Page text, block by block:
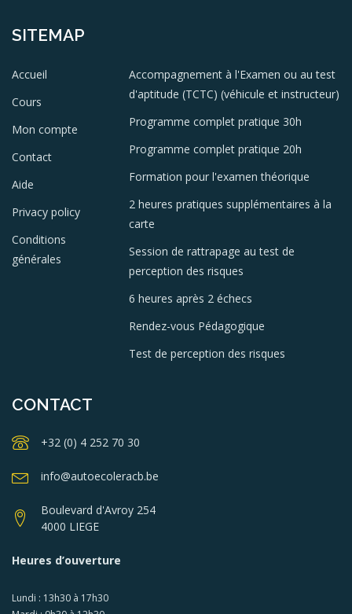
SITEMAP
Accueil
Cours
Mon compte
Contact
Aide
Privacy policy
Conditions
générales
Accompagnement à l'Examen ou au test
d'aptitude (TCTC) (véhicule et instructeur)
Programme complet pratique 30h
Programme complet pratique 20h
Formation pour l'examen théorique
2 heures pratiques supplémentaires à la
carte
Session de rattrapage au test de
perception des risques
6 heures après 2 échecs
Rendez-vous Pédagogique
Test de perception des risques
CONTACT
+32 (0) 4 252 70 30
info@autoecoleracb.be
Boulevard d'Avroy 254
4000 LIEGE
Heures d’ouverture
Lundi : 13h30 à 17h30